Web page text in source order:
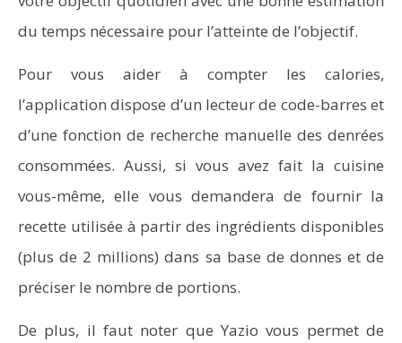
du temps nécessaire pour l’atteinte de l’objectif.
Pour vous aider à compter les calories,
l’application dispose d’un lecteur de code-barres et
d’une fonction de recherche manuelle des denrées
consommées. Aussi, si vous avez fait la cuisine
vous-même, elle vous demandera de fournir la
recette utilisée à partir des ingrédients disponibles
(plus de 2 millions) dans sa base de donnes et de
préciser le nombre de portions.
De plus, il faut noter que Yazio vous permet de